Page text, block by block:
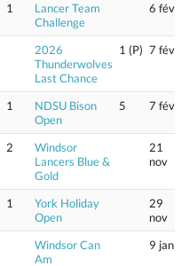
1
Lancer Team
Challenge
6 fév
2026
Thunderwolves
Last Chance
1 (P) 7 fév
1
NDSU Bison
Open
5 7 fév
2
Windsor
Lancers Blue &
Gold
21
nov
1
York Holiday
Open
29
nov
Windsor Can
Am
9 jan